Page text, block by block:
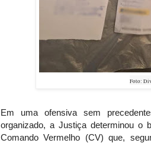
Foto:
Em uma ofensiva sem
organizado, a Justiça determinou o
Comando Vermelho (CV) que,